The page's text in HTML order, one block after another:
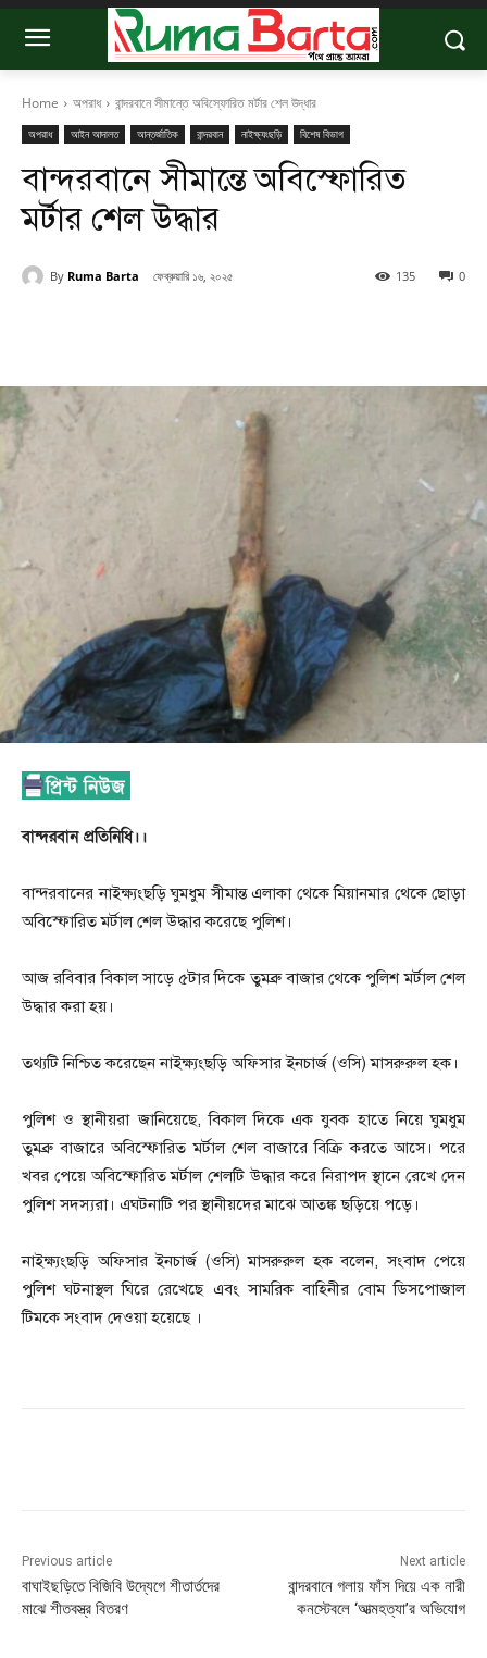
Home অপরাধ বান্দরবানে সীমান্তে অবিস্ফোরিত মর্টার শেল উদ্ধার
অপরাধ আইন আদালত আন্তর্জাতিক বান্দরবান নাইক্ষ্যংছড়ি বিশেষ বিভাগ
বান্দরবানে সীমান্তে অবিস্ফোরিত
মর্টার শেল উদ্ধার
By Ruma Barta ফেব্রুয়ারি ১৬, ২০২৫ 0
135
বান্দরবান প্রতিনিধি।।
বান্দরবানের নাইক্ষ্যংছড়ি ঘুমধুম সীমান্ত এলাকা থেকে মিয়ানমার থেকে ছোড়া
অবিস্ফোরিত মর্টাল শেল উদ্ধার করেছে পুলিশ।
আজ রবিবার বিকাল সাড়ে ৫টার দিকে তুমব্রু বাজার থেকে পুলিশ মর্টাল শেল
উদ্ধার করা হয়।
তথ্যটি নিশ্চিত করেছেন নাইক্ষ্যংছড়ি অফিসার ইনচার্জ (ওসি) মাসরুরুল হক।
পুলিশ ও স্থানীয়রা জানিয়েছে, বিকাল দিকে এক যুবক হাতে নিয়ে ঘুমধুম
তুমব্রু বাজারে অবিস্ফোরিত মর্টাল শেল বাজারে বিক্রি করতে আসে। পরে
খবর পেয়ে অবিস্ফোরিত মর্টাল শেলটি উদ্ধার করে নিরাপদ স্থানে রেখে দেন
পুলিশ সদস্যরা। এঘটনাটি পর স্থানীয়দের মাঝে আতঙ্ক ছড়িয়ে পড়ে।
নাইক্ষ্যংছড়ি অফিসার ইনচার্জ (ওসি) মাসরুরুল হক বলেন, সংবাদ পেয়ে
পুলিশ ঘটনাস্থল ঘিরে রেখেছে এবং সামরিক বাহিনীর বোম ডিসপোজাল
টিমকে সংবাদ দেওয়া হয়েছে ।
Previous article
বাঘাইছড়িতে বিজিবি উদ্যেগে শীতার্তদের
মাঝে শীতবস্ত্র বিতরণ
Next article
বান্দরবানে গলায় ফাঁস দিয়ে এক নারী
কনস্টেবলে ‘আত্মহত্যা’র অভিযোগ